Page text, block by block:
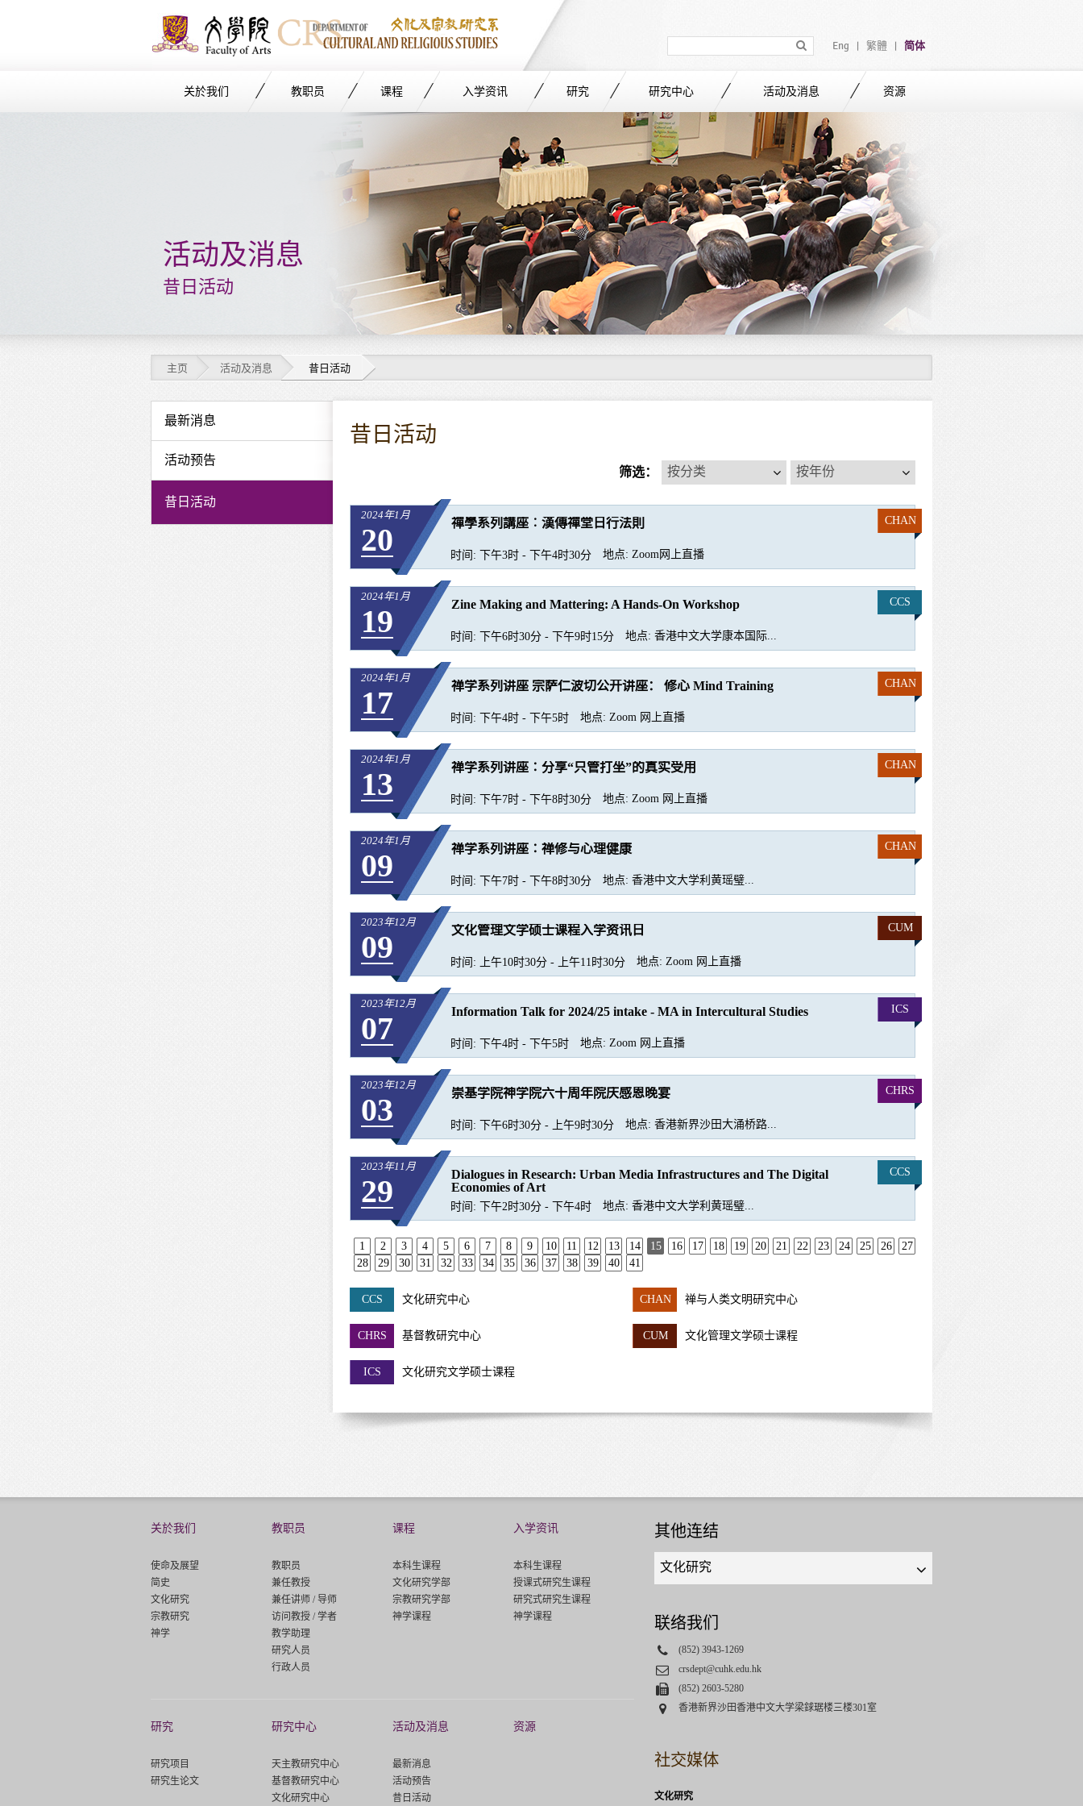
in
Eng 繁體 简体
关於我们 教职员 课程 入学资讯 研究 研究中心 活动及消息
资源
活动及消息
昔日活动
主页 活动及消息 昔日活动
活
动
及
消
最新消息
活动预告
昔日活动
昔日活动
筛选：
按
类
按分类
按
份
按年份
2024年1月
20 禪學系列講座︰漢傳禪堂日行法則
时间: 下午3时 - 下午4时30分 地点: Zoom网上直播
CHAN
2024年1月
19 Zine Making and Mattering: A Hands-On Workshop
时间: 下午6时30分 - 下午9时15分 地点: 香港中文大学康本国际...
CCS
2024年1月
17 禅学系列讲座 宗萨仁波切公开讲座： 修心 Mind Training
时间: 下午4时 - 下午5时 地点: Zoom 网上直播
CHAN
2024年1月
13 禅学系列讲座∶分享“只管打坐”的真实受用
时间: 下午7时 - 下午8时30分 地点: Zoom 网上直播
CHAN
2024年1月
09 禅学系列讲座∶禅修与心理健康
时间: 下午7时 - 下午8时30分 地点: 香港中文大学利黄瑶璧...
CHAN
2023年12月
09 文化管理文学硕士课程入学资讯日
时间: 上午10时30分 - 上午11时30分 地点: Zoom 网上直播
CUM
2023年12月
07 Information Talk for 2024/25 intake - MA in Intercultural Studies
时间: 下午4时 - 下午5时 地点: Zoom 网上直播
ICS
2023年12月
03 崇基学院神学院六十周年院庆感恩晚宴
时间: 下午6时30分 - 上午9时30分 地点: 香港新界沙田大涌桥路...
CHRS
2023年11月
29
Dialogues in Research: Urban Media Infrastructures and The Digital
Economies of Art
时间: 下午2时30分 - 下午4时 地点: 香港中文大学利黄瑶璧...
CCS
1 2 3 4 5 6 7 8 9 10 11 12 13 14 15 16 17 18 19 20 21 22 23 24 25 26
27
28
29 30 31 32 33 34 35 36 37 38 39 40 41
CCS 文化研究中心 CHAN 禅与人类文明研究中心
CHRS 基督教研究中心 CUM 文化管理文学硕士课程
ICS 文化研究文学硕士课程
关於我们
使命及展望
简史
文化研究
宗教研究
神学
教职员
教职员
兼任教授
兼任讲师 / 导师
访问教授 / 学者
教学助理
研究人员
行政人员
课程
本科生课程
文化研究学部
宗教研究学部
神学课程
入学资讯
本科生课程
授课式研究生课程
研究式研究生课程
神学课程
研究
研究项目
研究生论文
研究中心
天主教研究中心
基督教研究中心
文化研究中心
活动及消息
最新消息
活动预告
昔日活动
资源
其他连结
Quick
links
select
文化研究
联络我们
Phone
(852) 3943-1269
Email
crsdept@cuhk.edu.hk
Fax(852) 2603-5280
Address
香港新界沙田香港中文大学梁銶琚楼三楼301室
社交媒体
文化研究